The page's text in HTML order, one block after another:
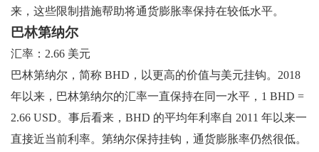
来，这些限制措施帮助将通货膨胀率保持在较低水平。
巴林第纳尔
汇率：2.66 美元
巴林第纳尔，简称 BHD，以更高的价值与美元挂钩。2018
年以来，巴林第纳尔的汇率一直保持在同一水平，1 BHD =
2.66 USD。事后看来，BHD 的平均年利率自 2011 年以来一
直接近当前利率。第纳尔保持挂钩，通货膨胀率仍然很低。